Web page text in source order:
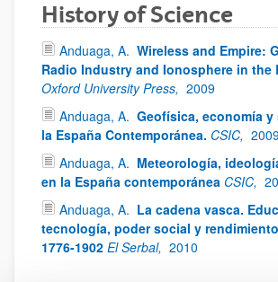
History of Science
Anduaga, A. Wireless and Empire:
Radio Industry and Ionosphere in the
Oxford University Press, 2009
Anduaga, A. Geofísica, economía y
la España Contemporánea. CSIC,
Anduaga, A. Meteorología,
en la España contemporánea CSIC,
Anduaga, A. La cadena vasca.
tecnología, poder social y
1776-1902 El Serbal, 2010